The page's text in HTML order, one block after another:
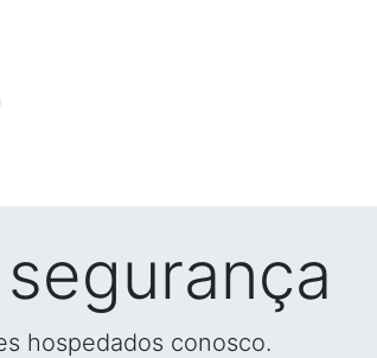
hospedados conosco.